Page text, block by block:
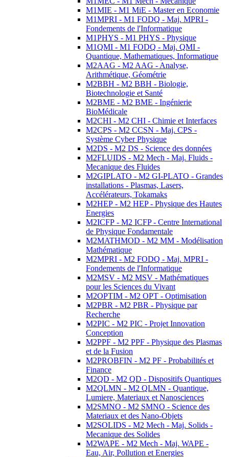
M1MIE - M1 MiE - Master en Economie
M1MPRI - M1 FODQ - Maj. MPRI -
Fondements de l'Informatique
M1PHYS - M1 PHYS - Physique
M1QMI - M1 FODQ - Maj. QMI -
Quantique, Mathematiques, Informatique
M2AAG - M2 AAG - Analyse,
Arithmétique, Géométrie
M2BBH - M2 BBH - Biologie,
Biotechnologie et Santé
M2BME - M2 BME - Ingénierie
BioMédicale
M2CHI - M2 CHI - Chimie et Interfaces
M2CPS - M2 CCSN - Maj. CPS -
Système Cyber Physique
M2DS - M2 DS - Science des données
M2FLUIDS - M2 Mech - Maj. Fluids -
Mecanique des Fluides
M2GIPLATO - M2 GI-PLATO - Grandes
installations - Plasmas, Lasers,
Accélérateurs, Tokamaks
M2HEP - M2 HEP - Physique des Hautes
Energies
M2ICFP - M2 ICFP - Centre International
de Physique Fondamentale
M2MATHMOD - M2 MM - Modélisation
Mathématique
M2MPRI - M2 FODQ - Maj. MPRI -
Fondements de l'Informatique
M2MSV - M2 MSV - Mathématiques
pour les Sciences du Vivant
M2OPTIM - M2 OPT - Optimisation
M2PBR - M2 PBR - Physique par
Recherche
M2PIC - M2 PIC - Projet Innovation
Conception
M2PPF - M2 PPF - Physique des Plasmas
et de la Fusion
M2PROBFIN - M2 PF - Probabilités et
Finance
M2QD - M2 QD - Dispositifs Quantiques
M2QLMN - M2 QLMN - Quantique,
Lumiere, Materiaux et Nanosciences
M2SMNO - M2 SMNO - Science des
Materiaux et des Nano-Objets
M2SOLIDS - M2 Mech - Maj. Solids -
Mecanique des Solides
M2WAPE - M2 Mech - Maj. WAPE -
Eau, Air, Pollution et Energies